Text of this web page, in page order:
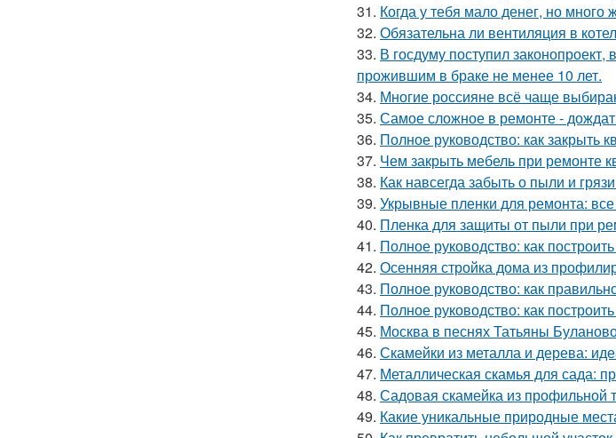
31. Когда у тебя мало денег, но много
32. Обязательна ли вентиляция в
33. В госдуму поступил
прожившим в браке не менее 10 лет.
34. Многие россияне всё чаще
35. Самое сложное в ремонте -
36. Полное руководство: как закрыть
37. Чем закрыть мебель при ремонте
38. Как навсегда забыть о пыли и
39. Укрывные пленки для ремонта:
40. Пленка для защиты от пыли при
41. Полное руководство: как
42. Осенняя стройка дома из
43. Полное руководство: как
44. Полное руководство: как
45. Москва в песнях Татьяны
46. Скамейки из металла и дерева:
47. Металлическая скамья для сада:
48. Садовая скамейка из профильной
49. Какие уникальные природные